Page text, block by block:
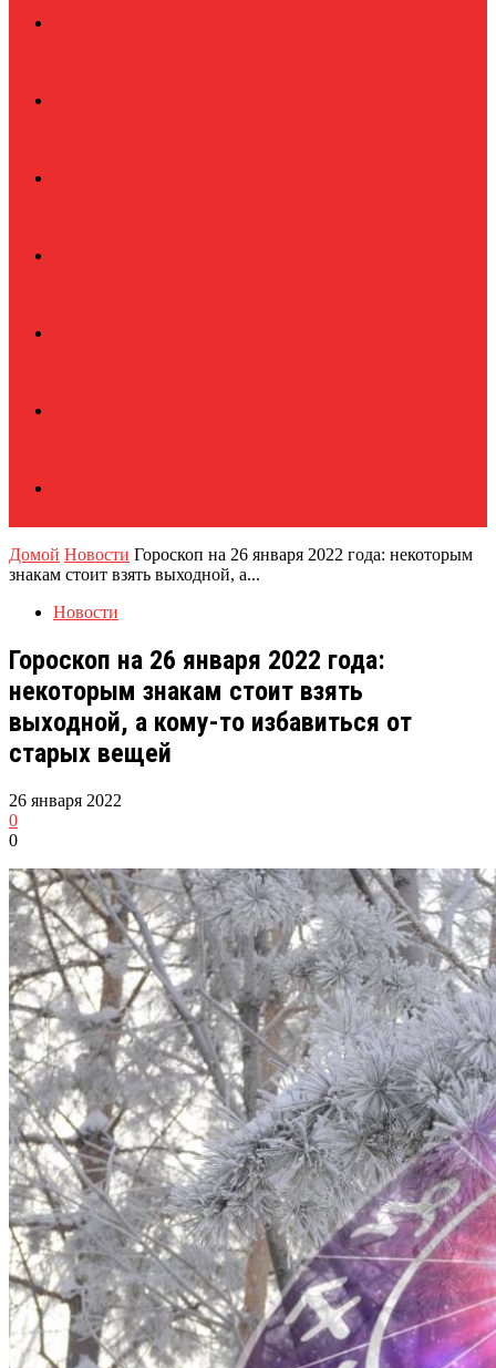
Домой Новости Гороскоп на 26 января 2022 года: некоторым
знакам стоит взять выходной, а...
Новости
Гороскоп на 26 января 2022 года:
некоторым знакам стоит взять
выходной, а кому-то избавиться от
старых вещей
26 января 2022
0
0